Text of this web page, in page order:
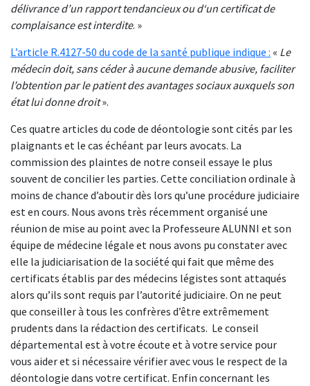
délivrance d’un rapport tendancieux ou d‘un certificat de
complaisance est interdite. »
L’article R.4127-50 du code de la santé publique indique : « Le
médecin doit, sans céder à aucune demande abusive, faciliter
l’obtention par le patient des avantages sociaux auxquels son
état lui donne droit».
Ces quatre articles du code de déontologie sont cités par les
plaignants et le cas échéant par leurs avocats. La
commission des plaintes de notre conseil essaye le plus
souvent de concilier les parties. Cette conciliation ordinale à
moins de chance d’aboutir dès lors qu’une procédure judiciaire
est en cours. Nous avons très récemment organisé une
réunion de mise au point avec la Professeure ALUNNI et son
équipe de médecine légale et nous avons pu constater avec
elle la judiciarisation de la société qui fait que même des
certificats établis par des médecins légistes sont attaqués
alors qu’ils sont requis par l’autorité judiciaire. On ne peut
que conseiller à tous les confrères d’être extrêmement
prudents dans la rédaction des certificats. Le conseil
départemental est à votre écoute et à votre service pour
vous aider et si nécessaire vérifier avec vous le respect de la
déontologie dans votre certificat. Enfin concernant les